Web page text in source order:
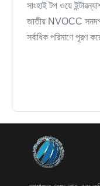
সাংহাই টপ ওয়ে
জাতীয় NVOCC
সর্বাধিক পরিমাণে পূরণ